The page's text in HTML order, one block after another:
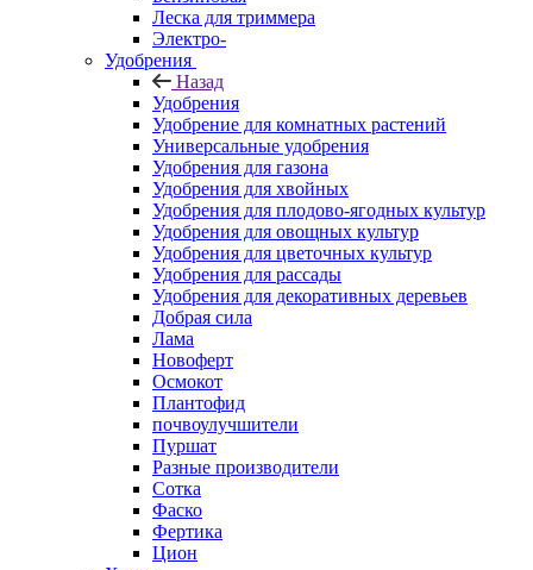
Леска для триммера
Электро-
Удобрения
Назад
Удобрения
Удобрение для комнатных растений
Универсальные удобрения
Удобрения для газона
Удобрения для хвойных
Удобрения для плодово-ягодных культур
Удобрения для овощных культур
Удобрения для цветочных культур
Удобрения для рассады
Удобрения для декоративных деревьев
Добрая сила
Лама
Новоферт
Осмокот
Плантофид
почвоулучшители
Пуршат
Разные производители
Сотка
Фаско
Фертика
Цион